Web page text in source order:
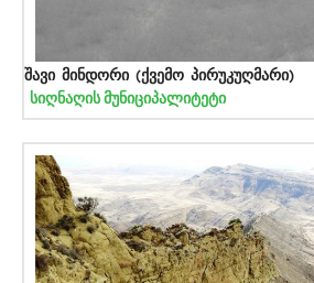
შავი მინდორი (ქვემო პირუკუღმარი)
სიღნაღის მუნიციპალიტეტი